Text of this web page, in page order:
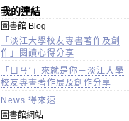
我的連結
圖書館 Blog
「淡江大學校友專書著作及創
作」閱讀心得分享
「ㄩㄢˊ」來就是你－淡江大學
校友專書著作展及創作分享
News 得來速
圖書館網站